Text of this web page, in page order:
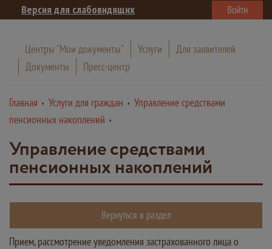
Версия для слабовидящих Войти
Центры "Мои документы" Услуги
Для заявителей
Документы
Пресс-центр
Главная Услуги для граждан
Управление средствами
пенсионных накоплений
Управление средствами
пенсионных накоплений
Вернуться в раздел
Прием, рассмотрение уведомления застрахованного лица о